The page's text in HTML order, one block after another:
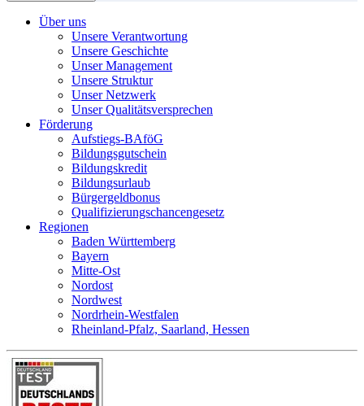
Über uns
Unsere Verantwortung
Unsere Geschichte
Unser Management
Unsere Struktur
Unser Netzwerk
Unser Qualitätsversprechen
Förderung
Aufstiegs-BAföG
Bildungsgutschein
Bildungskredit
Bildungsurlaub
Bürgergeldbonus
Qualifizierungschancengesetz
Regionen
Baden Württemberg
Bayern
Mitte-Ost
Nordost
Nordwest
Nordrhein-Westfalen
Rheinland-Pfalz, Saarland, Hessen